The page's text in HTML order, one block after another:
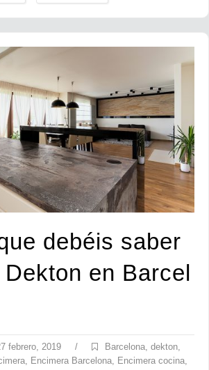
debéis saber
en Barcel
febrero, 2019 / Barcelona dekton
Encimera Barcelona Encimera cocina